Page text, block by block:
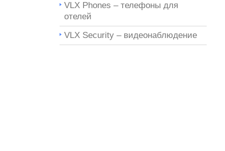
VLX Phones – телефоны для
отелей
VLX Security – видеонаблюдение